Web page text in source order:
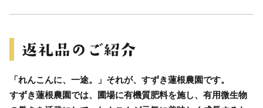
「れんこんに、一途。」それが、すずき蓮根農園です。
すずき蓮根農園では、圃場に有機質肥料を施し、有用微生物